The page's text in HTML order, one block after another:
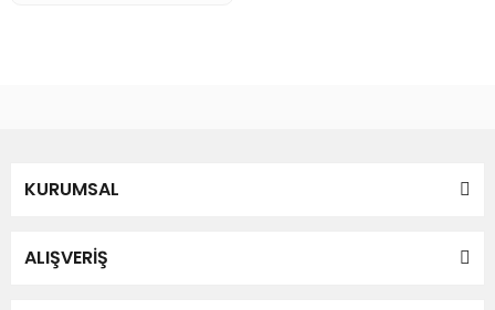
KURUMSAL
ALIŞVERİŞ